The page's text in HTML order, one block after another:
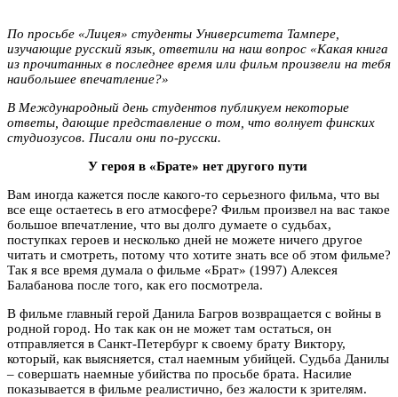
По просьбе «Лицея» студенты Университета Тампере,
изучающие русский язык, ответили на наш вопрос «Какая книга
из прочитанных в последнее время или фильм произвели на тебя
наибольшее впечатление?»
В Международный день студентов публикуем некоторые
ответы, дающие представление о том, что волнует финских
студиозусов. Писали они по-русски.
У героя в «Брате» нет другого пути
Вам иногда кажется после какого-то серьезного фильма, что вы
все еще остаетесь в его атмосфере? Фильм произвел на вас такое
большое впечатление, что вы долго думаете о судьбах,
поступках героев и несколько дней не можете ничего другое
читать и смотреть, потому что хотите знать все об этом фильме?
Так я все время думала о фильме «Брат» (1997) Алексея
Балабанова после того, как его посмотрела.
В фильме главный герой Данила Багров возвращается с войны в
родной город. Но так как он не может там остаться, он
отправляется в Санкт-Петербург к своему брату Виктору,
который, как выясняется, стал наемным убийцей. Судьба Данилы
– совершать наемные убийства по просьбе брата. Насилие
показывается в фильме реалистично, без жалости к зрителям.